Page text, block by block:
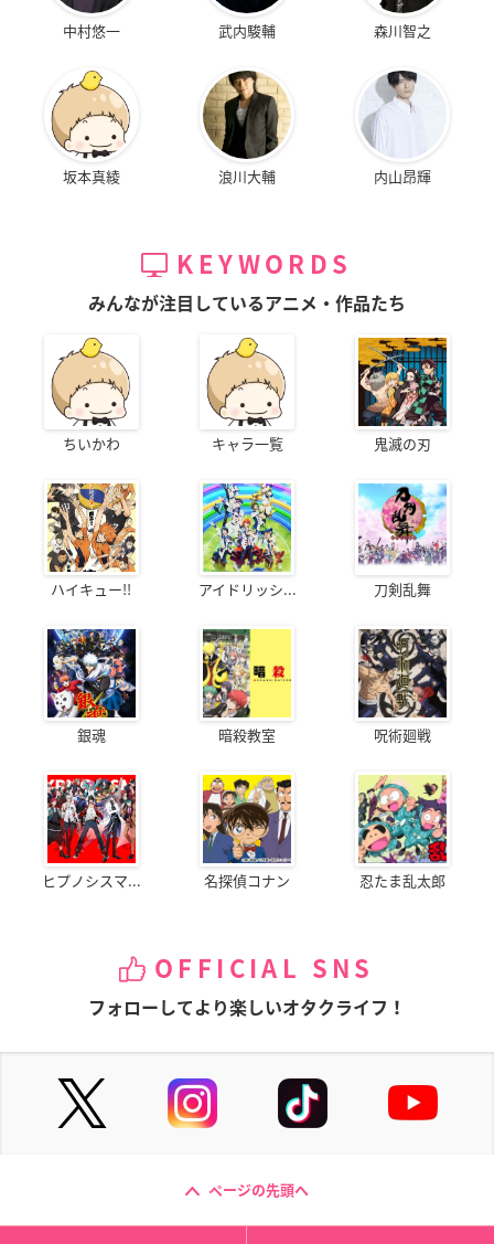
中村悠一 武内駿輔 森川智之
坂本真綾 浪川大輔 内山昂輝
KEYWORDS
みんなが注目しているアニメ・作品たち
ちいかわ キャラ一覧 鬼滅の刃
ハイキュー!! アイドリッシ... 刀剣乱舞
銀魂 暗殺教室 呪術廻戦
ヒプノシスマ... 名探偵コナン 忍たま乱太郎
OFFICIAL SNS
フォローしてより楽しいオタクライフ！
ページの先頭へ